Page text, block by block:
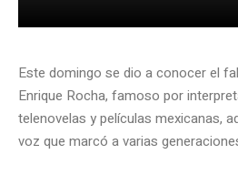
Este domingo se dio a conocer el
Enrique Rocha, famoso por
telenovelas y películas mexicanas,
voz que marcó a varias